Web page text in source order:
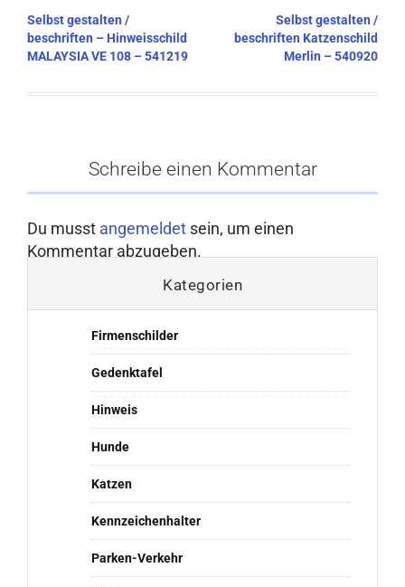
Beitragsnavigation
Selbst gestalten /
beschriften – Hinweisschild
MALAYSIA VE 108 – 541219
Selbst gestalten /
beschriften Katzenschild
Merlin – 540920
Schreibe einen Kommentar
Du musst angemeldet sein, um einen
Kommentar abzugeben.
Kategorien
Firmenschilder
Gedenktafel
Hinweis
Hunde
Katzen
Kennzeichenhalter
Parken-Verkehr